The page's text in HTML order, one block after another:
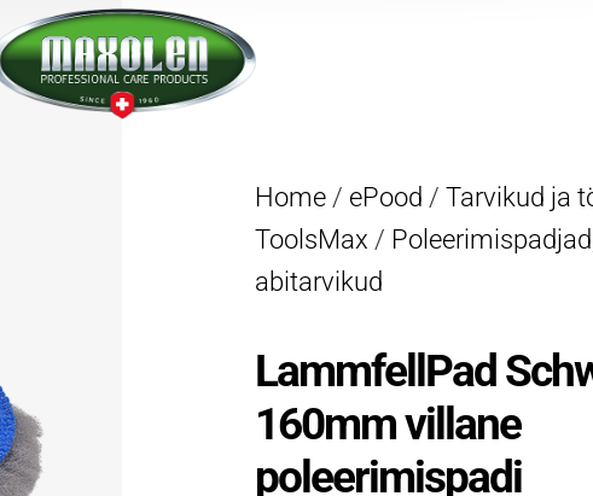
Home / ePood / Tarvikud ja
ToolsMax /
abitarvikud
LammfellPad
160mm villane
poleerimispadi